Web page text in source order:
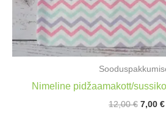
Nimeline pidžaamakott/
12,00€ Algne
7,00 €